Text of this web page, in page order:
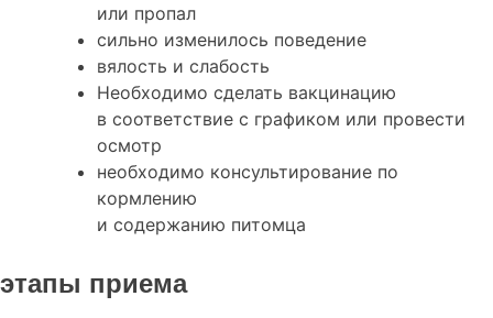
или пропал
сильно изменилось поведение
вялость и слабость
Необходимо сделать вакцинацию
в соответствие с графиком или провести
осмотр
необходимо консультирование по
кормлению
и содержанию питомца
этапы приема